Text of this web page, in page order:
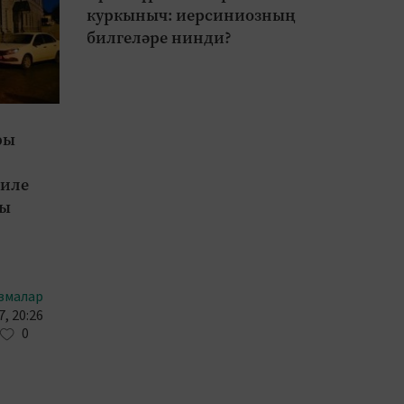
куркыныч: иерсиниозның
билгеләре нинди?
20:26
0